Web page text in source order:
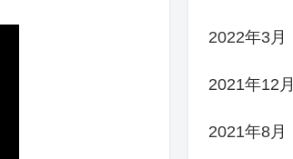
2022年3月
2021年12月
2021年8月